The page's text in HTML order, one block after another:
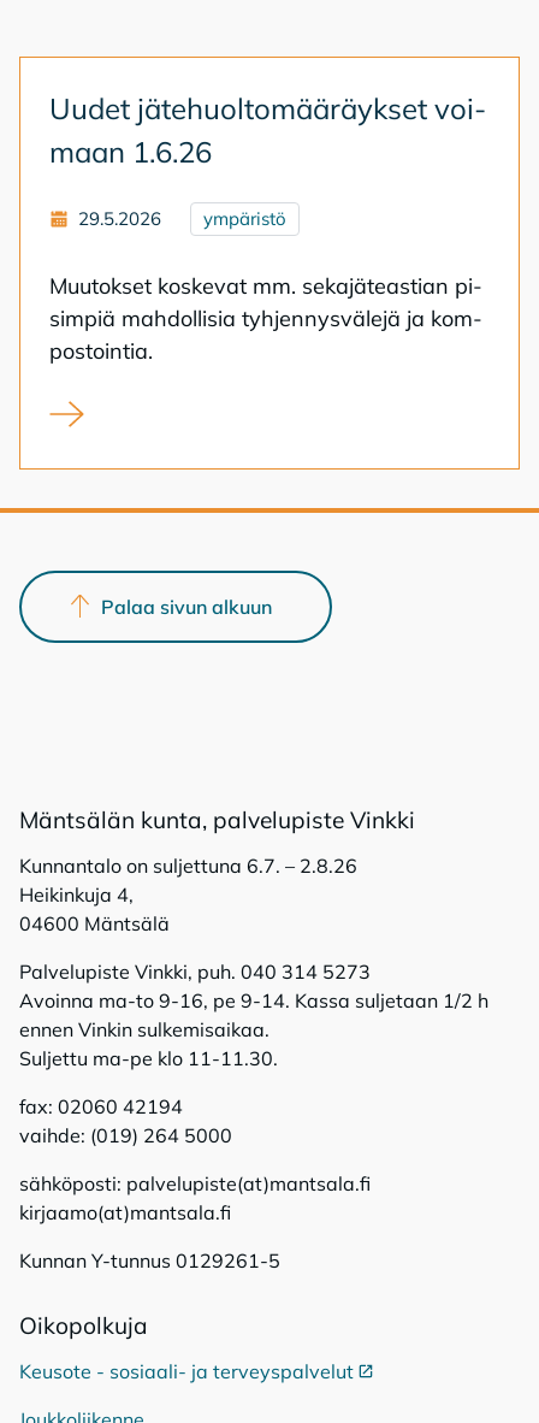
Uu­det jä­te­huol­to­mää­räyk­set voi­
maan 1.6.26
29.5.2026 ympäristö
Muu­tok­set kos­ke­vat mm. se­ka­jä­teas­tian pi­
sim­piä mah­dol­li­sia tyh­jen­nys­vä­le­jä ja kom­
pos­toin­tia.
Uudet jätehuoltomääräykset voimaan 1.6.26
Mänt­sä­län kun­ta, pal­ve­lu­pis­te Vink­ki
Kunnantalo on suljettuna 6.7. – 2.8.26
Heikinkuja 4,
04600 Mäntsälä
Palvelupiste Vinkki, puh. 040 314 5273
Avoinna ma-to 9-16, pe 9-14. Kassa suljetaan 1/2 h
ennen Vinkin sulkemisaikaa.
Suljettu ma-pe klo 11-11.30.
fax: 02060 42194
vaihde: (019) 264 5000
sähköposti: palvelupiste(at)mantsala.fi
kirjaamo(at)mantsala.fi
Kunnan Y-tunnus 0129261-5
Oi­ko­pol­ku­ja
Keusote - sosiaali- ja terveyspalvelut Ulkoinen linkki
Palaa sivun alkuun